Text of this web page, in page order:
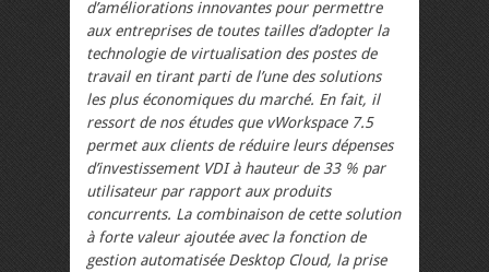
d’améliorations innovantes pour permettre
aux entreprises de toutes tailles d’adopter la
technologie de virtualisation des postes de
travail en tirant parti de l’une des solutions
les plus économiques du marché. En fait, il
ressort de nos études que vWorkspace 7.5
permet aux clients de réduire leurs dépenses
d’investissement VDI à hauteur de 33 % par
utilisateur par rapport aux produits
concurrents. La combinaison de cette solution
à forte valeur ajoutée avec la fonction de
gestion automatisée Desktop Cloud, la prise